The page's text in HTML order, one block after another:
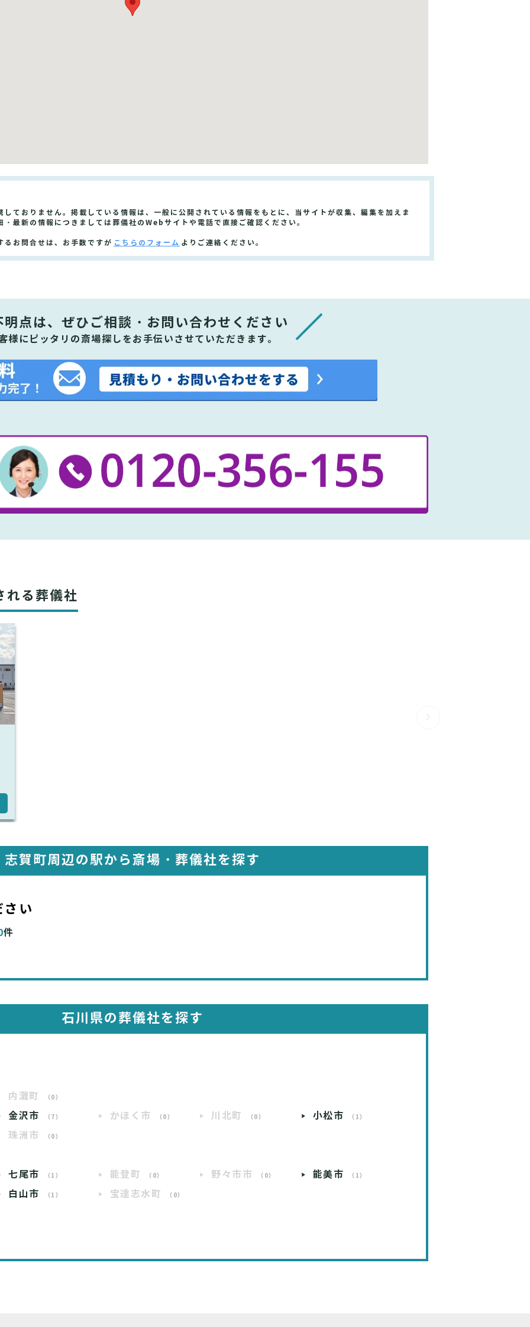
ておりません。掲載している情報は、一般に公開されている情報をもとに、当サイトが収集、編集を加えま
最新の情報につきましては葬儀社のWebサイトや電話で直接ご確認ください。
るお問合せは、お手数ですが こちらのフォーム よりご連絡ください。
明点は、ぜひ ご相談・お問い合わせください
様にピッタリの斎場探しをお手伝いさせていただきます。
れる葬儀社
志賀町周辺の駅から斎場・葬儀社を探す
い
件
石川県の葬儀社を探す
内灘町 （0）
金沢市 （7） かほく市 （0） 川北町 （0） 小松市 （1）
珠洲市 （0）
七尾市 （1） 能登町 （0） 野々市市 （0） 能美市 （1）
白山市 （1） 宝達志水町 （0）